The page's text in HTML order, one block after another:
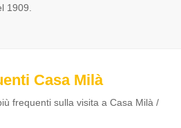
1909.
Casa Milà
frequenti sulla visita a Casa Milà /